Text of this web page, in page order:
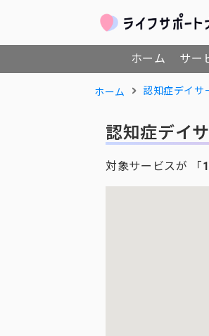
ホーム サー
ホーム 認知症デイサ
認知症デイ
対象サービスが 「